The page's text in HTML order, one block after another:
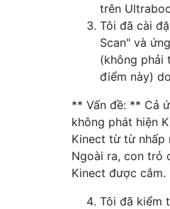
trên
Tôi đã cài
Scan" và
(không phải
điểm này)
** Vấn đề: ** Cả
không phát hiện
Kinect từ từ nhấp
Ngoài ra, con trỏ
Kinect được cắm.
Tôi đã kiểm